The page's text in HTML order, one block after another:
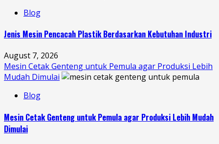
Blog
Jenis Mesin Pencacah Plastik Berdasarkan Kebutuhan Industri
August 7, 2026
Mesin Cetak Genteng untuk Pemula agar Produksi Lebih
Mudah Dimulai
Blog
Mesin Cetak Genteng untuk Pemula agar Produksi Lebih Mudah
Dimulai